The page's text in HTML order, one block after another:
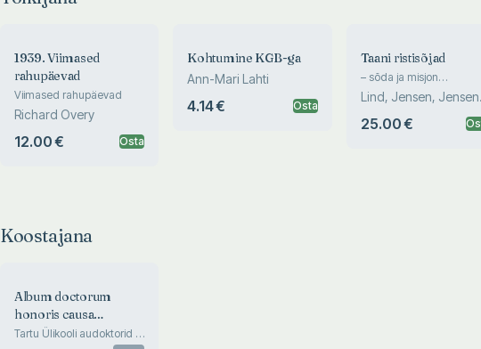
1939. Viimased
rahupäevad
Viimased rahupäevad
Richard Overy
12.00 € Osta
Kohtumine KGB-ga
Ann-Mari Lahti
4.14 € Osta
Taani ristisõjad
– sõda ja misjon
Läänemere ääres
Lind, Jensen, Jensen,
25.00 €
Koostajana
Album doctorum
honoris causa
sociorumque
Tartu Ülikooli audoktorid ja